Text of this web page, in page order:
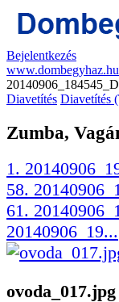
Bejelentkezés
Diavetítés Diavetítés
Zumba,
1.
58.
61.
20140906_19...
ovoda_017.jpg